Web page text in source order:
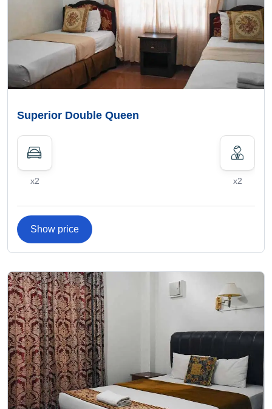
Superior Double Queen
x2 x2
Show price